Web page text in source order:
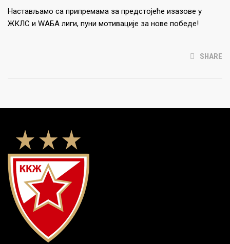
Настављамо са припремама за предстојеће изазове у
ЖКЛС и WАБА лиги, пуни мотивације за нове победе!
SHARE